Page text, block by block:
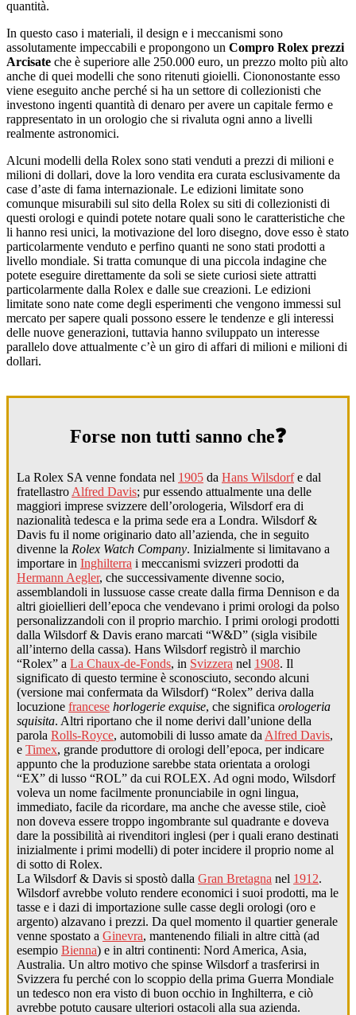
quantità.
In questo caso i materiali, il design e i meccanismi sono
assolutamente impeccabili e propongono un Compro Rolex prezzi
Arcisate che è superiore alle 250.000 euro, un prezzo molto più alto
anche di quei modelli che sono ritenuti gioielli. Ciononostante esso
viene eseguito anche perché si ha un settore di collezionisti che
investono ingenti quantità di denaro per avere un capitale fermo e
rappresentato in un orologio che si rivaluta ogni anno a livelli
realmente astronomici.
Alcuni modelli della Rolex sono stati venduti a prezzi di milioni e
milioni di dollari, dove la loro vendita era curata esclusivamente da
case d’aste di fama internazionale. Le edizioni limitate sono
comunque misurabili sul sito della Rolex su siti di collezionisti di
questi orologi e quindi potete notare quali sono le caratteristiche che
li hanno resi unici, la motivazione del loro disegno, dove esso è stato
particolarmente venduto e perfino quanti ne sono stati prodotti a
livello mondiale. Si tratta comunque di una piccola indagine che
potete eseguire direttamente da soli se siete curiosi siete attratti
particolarmente dalla Rolex e dalle sue creazioni. Le edizioni
limitate sono nate come degli esperimenti che vengono immessi sul
mercato per sapere quali possono essere le tendenze e gli interessi
delle nuove generazioni, tuttavia hanno sviluppato un interesse
parallelo dove attualmente c’è un giro di affari di milioni e milioni di
dollari.
Forse non tutti sanno che❓
La Rolex SA venne fondata nel 1905 da Hans Wilsdorfe dal
fratellastro Alfred Davis; pur essendo attualmente una delle
maggiori imprese svizzere dell’orologeria, Wilsdorf era di
nazionalità tedesca e la prima sede era a Londra. Wilsdorf &
Davis fu il nome originario dato all’azienda, che in seguito
divenne la Rolex Watch Company. Inizialmente si limitavano a
importare in Inghilterra i meccanismi svizzeri prodotti da
Hermann Aegler, che successivamente divenne socio,
assemblandoli in lussuose casse create dalla firma Dennison e da
altri gioiellieri dell’epoca che vendevano i primi orologi da polso
personalizzandoli con il proprio marchio. I primi orologi prodotti
dalla Wilsdorf & Davis erano marcati “W&D” (sigla visibile
all’interno della cassa). Hans Wilsdorf registrò il marchio
“Rolex” a La Chaux-de-Fonds, in Svizzera nel 1908. Il
significato di questo termine è sconosciuto, secondo alcuni
(versione mai confermata da Wilsdorf) “Rolex” deriva dalla
locuzione francese horlogerie exquise, che significa orologeria
squisita. Altri riportano che il nome derivi dall’unione della
parola Rolls-Royce, automobili di lusso amate da Alfred Davis,
e Timex, grande produttore di orologi dell’epoca, per indicare
appunto che la produzione sarebbe stata orientata a orologi
“EX” di lusso “ROL” da cui ROLEX. Ad ogni modo, Wilsdorf
voleva un nome facilmente pronunciabile in ogni lingua,
immediato, facile da ricordare, ma anche che avesse stile, cioè
non doveva essere troppo ingombrante sul quadrante e doveva
dare la possibilità ai rivenditori inglesi (per i quali erano destinati
inizialmente i primi modelli) di poter incidere il proprio nome al
di sotto di Rolex.
La Wilsdorf & Davis si spostò dalla Gran Bretagna nel 1912.
Wilsdorf avrebbe voluto rendere economici i suoi prodotti, ma le
tasse e i dazi di importazione sulle casse degli orologi (oro e
argento) alzavano i prezzi. Da quel momento il quartier generale
venne spostato a Ginevra, mantenendo filiali in altre città (ad
esempio Bienna) e in altri continenti: Nord America, Asia,
Australia. Un altro motivo che spinse Wilsdorf a trasferirsi in
Svizzera fu perché con lo scoppio della prima Guerra Mondiale
un tedesco non era visto di buon occhio in Inghilterra, e ciò
avrebbe potuto causare ulteriori ostacoli alla sua azienda.